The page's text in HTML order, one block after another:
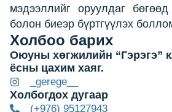
мэдээллийг оруулдаг
болон биеэр бүртгүүлэх
Холбоо барих
Оюуны хөгжилийн “Гэрэгэ”
ёсны цахим хаяг.
_gerege__
Холбогдох дугаар
(+976) 95127943